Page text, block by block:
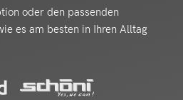
oder den passenden
es am besten in Ihren Alltag